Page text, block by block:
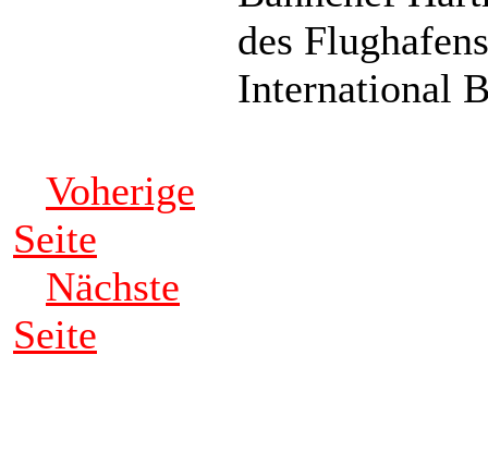
des
International
Voherige
Seite
Nächste
Seite